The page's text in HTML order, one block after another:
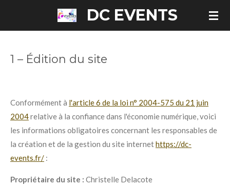
principal
DC EVENTS
1 – Édition du site
Conformément à l'article 6 de la loi n° 2004-575 du 21 juin
2004relative à la confiance dans l'économie numérique, voici
les informations obligatoires concernant les responsables de
la création et de la gestion du site internethttps://dc-
events.fr/ :
Propriétaire du site : Christelle Delacote